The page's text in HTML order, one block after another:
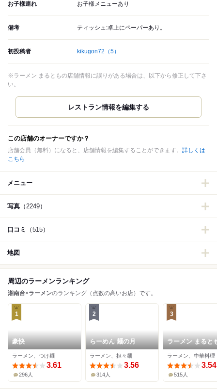
お子様連れ お子様メニューあり
備考 ティッシュ:卓上にペーパーあり。
初投稿者 kikugon72 （5）
※ラーメン まるともの店舗情報に誤りがある場合は、以下から修正して下さ
い。
この店舗のオーナーですか？
店舗会員（無料）になると、店舗情報を編集することができます。 詳しくは
こちら
メニュー
写真 （2249）
口コミ （515）
地図
周辺のラーメンランキング
湘南台×ラーメンのランキング（点数の高いお店）です。
1
豪快
ラーメン、つけ麺
3.61
296人
2
らーめん 麺の月
ラーメン、担々麺
3.56
314人
3
ラーメン まると
ラーメン、中華料理
3.54
515人